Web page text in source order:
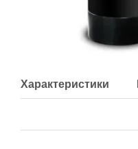
Характеристики